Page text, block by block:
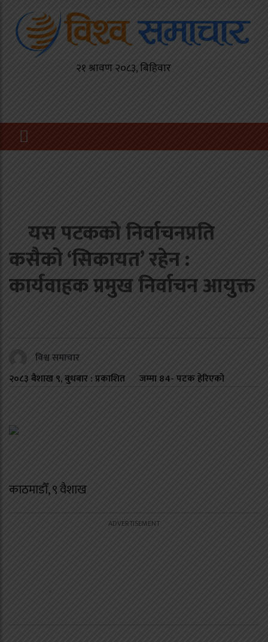
यस पटकको निर्वाचनप्रति
कसैको ‘सिकायत’ रहेन :
कार्यवाहक प्रमुख निर्वाचन आयुक्त
विश्व समाचार
२०८३ बैशाख ९, बुधबार : प्रकाशित
जम्मा84- पटक हेरिएको
काठमाडौँ, ९ वैशाख